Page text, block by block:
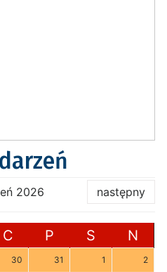
2026 następny
C P S N
30 31 1 2